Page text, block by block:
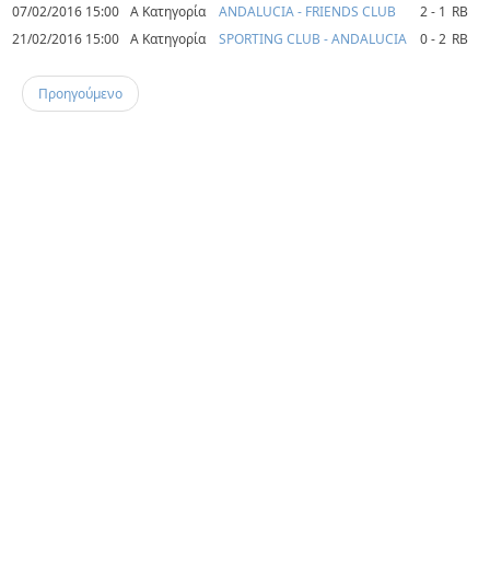
07/02/2016 15:00 Α Κατηγορία ANDALUCIA - FRIENDS CLUB 2 - 1 RB
21/02/2016 15:00 Α Κατηγορία SPORTING CLUB - ANDALUCIA 0 - 2 RB
Προηγούμενο